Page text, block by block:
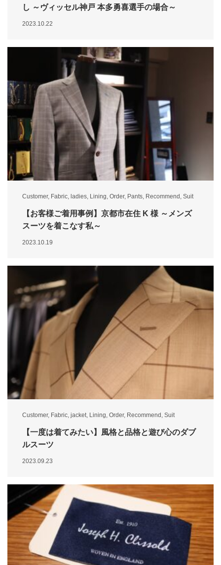
し ～ヴィッセル神戸 本多勇喜選手の場合～
2023.10.22
Customer, Fabric, ladies, Lining, Order, Pants, Recommend , Suit
【お客様ご着用事例】京都市在住 K 様 ～メンズ
スーツを着こなす私～
2023.10.19
Customer, Fabric jacket Lining Order, Recommend Suit
【一度は着てみたい】風格と品格と遊び心のダブ
ルスーツ
2023.09.23